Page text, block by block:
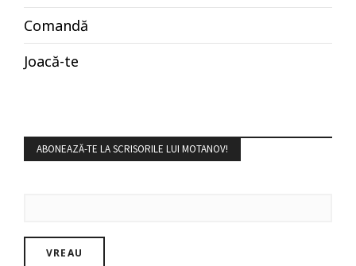
Comandă
Joacă-te
ABONEAZĂ-TE LA SCRISORILE LUI MOTANOV!